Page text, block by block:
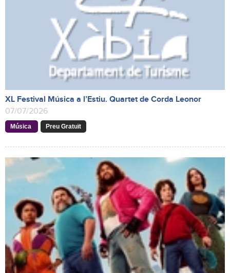
XL Festival Música a l’Estiu. Quartet de Corda Leonor
07/07/2026
Música Preu Gratuït